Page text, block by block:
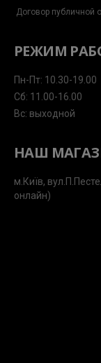
Договор публичной
РЕЖИМ
Пн-Пт: 10.30-19.00
Сб: 11.00-16.00
Вс: выходной
НАШ
м.Київ,
онлайн)